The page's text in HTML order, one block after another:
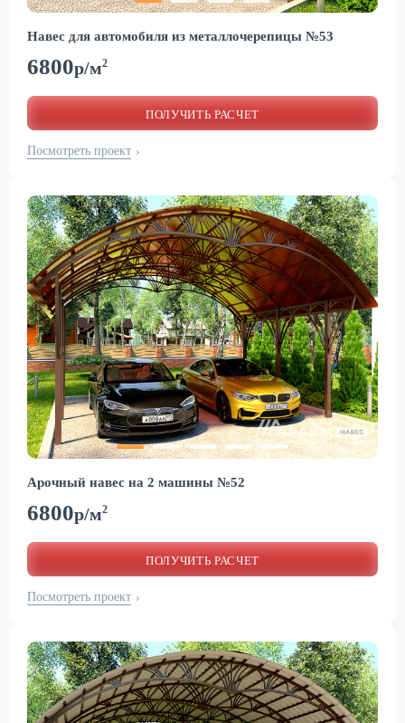
Навес для автомобиля из металлочерепицы №53
6800р/м2
ПОЛУЧИТЬ РАСЧЕТ
Посмотреть проект ›
Арочный навес на 2 машины №52
6800р/м2
ПОЛУЧИТЬ РАСЧЕТ
Посмотреть проект ›